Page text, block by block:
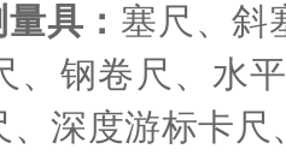
具： 塞尺、斜
、钢卷尺、水
、深度游标卡